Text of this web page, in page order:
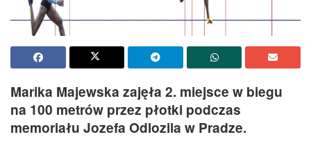
Marika Majewska zajęła 2. miejsce w biegu
na 100 metrów przez płotki podczas
memoriału Jozefa Odlozila w Pradze.